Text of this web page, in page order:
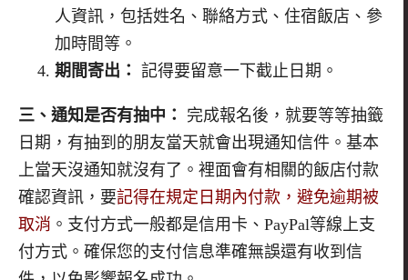
人資訊，包括姓名、聯絡方式、住宿飯店、參
加時間等。
期間寄出： 記得要留意一下截止日期。
三、通知是否有抽中：
完成報名後，就要等等抽籤
日期，有抽到的朋友當天就會出現通知信件。基本
上當天沒通知就沒有了。裡面會有相關的飯店付款
確認資訊，要記得在規定日期內付款，避免逾期被
取消 。支付方式一般都是信用卡、PayPal等線上支
付方式。確保您的支付信息準確無誤還有收到信